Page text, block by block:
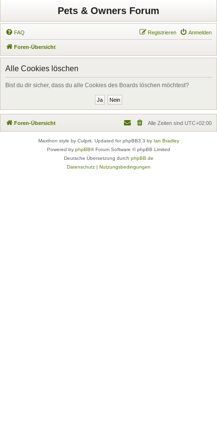
Pets & Owners Forum
FAQ Anmelden
Registrieren
Foren-Übersicht
Alle Cookies löschen
Bist du dir sicher, dass du alle Cookies des Boards löschen möchtest?
Foren-Übersicht Alle Zeiten sind UTC+02:00
Maxthon style by Culprit. Updated for phpBB3.3 by Ian Bradley
Powered by phpBB® Forum Software © phpBB Limited
Deutsche Übersetzung durch phpBB.de
Datenschutz| Nutzungsbedingungen